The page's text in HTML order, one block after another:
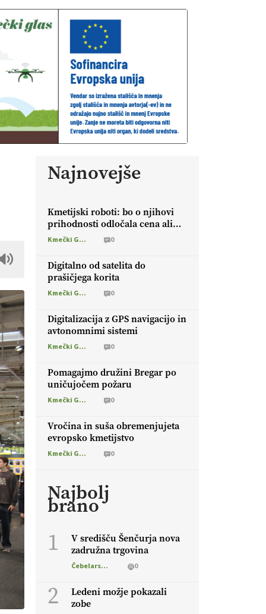
Najnovejše
Kmetijski roboti: bo o njihovi
prihodnosti odločala cena ali
prednosti za kmetijo?
Kmečki Glas 0
Digitalno od satelita do
prašičjega korita
Kmečki Glas 0
Digitalizacija z GPS navigacijo in
avtonomnimi sistemi
Kmečki Glas 0
Pomagajmo družini Bregar po
uničujočem požaru
Kmečki Glas 0
Vročina in suša obremenjujeta
evropsko kmetijstvo
Kmečki Glas 0
Najbolj
brano
1
V središču Šenčurja nova
zadružna trgovina
Čebelarstvo 0
2
Ledeni možje pokazali
zobe